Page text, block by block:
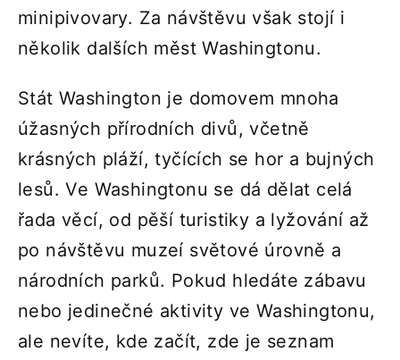
minipivovary. Za návštěvu však stojí i
několik dalších měst Washingtonu.
Stát Washington je domovem mnoha
úžasných přírodních divů, včetně
krásných pláží, tyčících se hor a bujných
lesů. Ve Washingtonu se dá dělat celá
řada věcí, od pěší turistiky a lyžování až
po návštěvu muzeí světové úrovně a
národních parků. Pokud hledáte zábavu
nebo jedinečné aktivity ve Washingtonu,
ale nevíte, kde začít, zde je seznam